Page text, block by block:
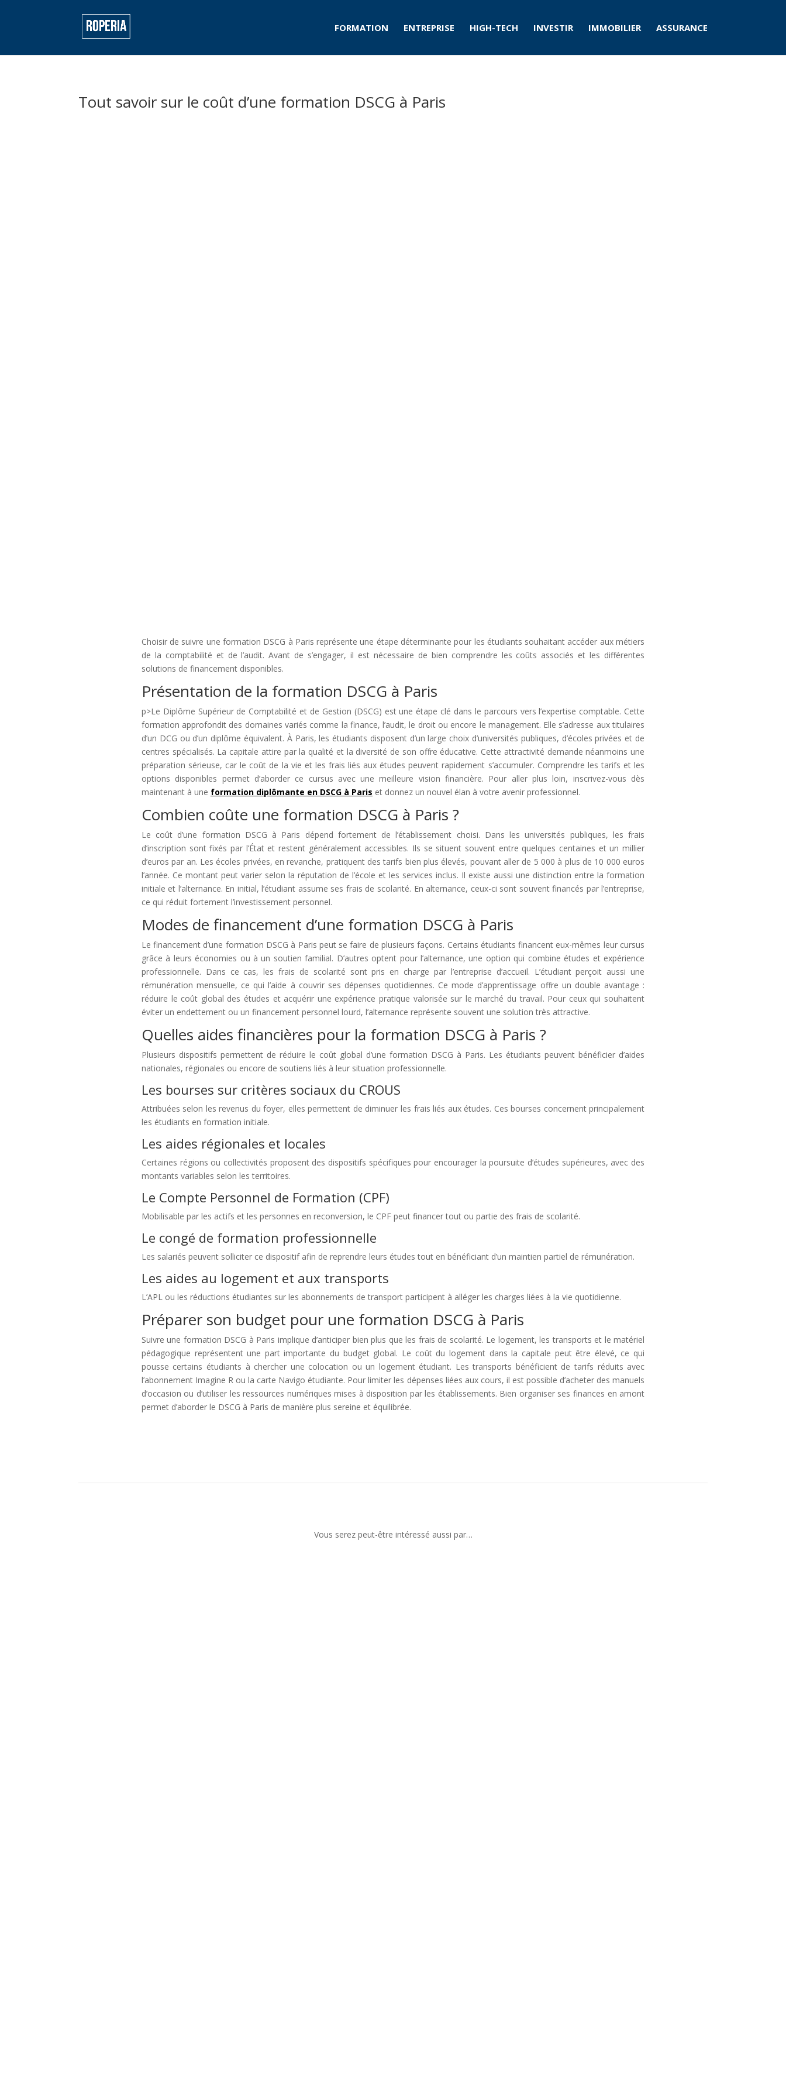
FORMATION ENTREPRISE HIGH-TECH INVESTIR IMMOBILIER ASSURANCE
Tout savoir sur le coût d’une formation DSCG à Paris
Choisir de suivre une formation DSCG à Paris représente une étape déterminante pour les étudiants souhaitant accéder aux métiers
de la comptabilité et de l’audit. Avant de s’engager, il est nécessaire de bien comprendre les coûts associés et les différentes
solutions de financement disponibles.
Présentation de la formation DSCG à Paris
p>Le Diplôme Supérieur de Comptabilité et de Gestion (DSCG) est une étape clé dans le parcours vers l’expertise comptable. Cette
formation approfondit des domaines variés comme la finance, l’audit, le droit ou encore le management. Elle s’adresse aux titulaires
d’un DCG ou d’un diplôme équivalent. À Paris, les étudiants disposent d’un large choix d’universités publiques, d’écoles privées et de
centres spécialisés. La capitale attire par la qualité et la diversité de son offre éducative. Cette attractivité demande néanmoins une
préparation sérieuse, car le coût de la vie et les frais liés aux études peuvent rapidement s’accumuler. Comprendre les tarifs et les
options disponibles permet d’aborder ce cursus avec une meilleure vision financière. Pour aller plus loin, inscrivez-vous dès
maintenant à une formation diplômante en DSCG à Paris et donnez un nouvel élan à votre avenir professionnel.
Combien coûte une formation DSCG à Paris ?
Le coût d’une formation DSCG à Paris dépend fortement de l’établissement choisi. Dans les universités publiques, les frais
d’inscription sont fixés par l’État et restent généralement accessibles. Ils se situent souvent entre quelques centaines et un millier
d’euros par an. Les écoles privées, en revanche, pratiquent des tarifs bien plus élevés, pouvant aller de 5 000 à plus de 10 000 euros
l’année. Ce montant peut varier selon la réputation de l’école et les services inclus. Il existe aussi une distinction entre la formation
initiale et l’alternance. En initial, l’étudiant assume ses frais de scolarité. En alternance, ceux-ci sont souvent financés par l’entreprise,
ce qui réduit fortement l’investissement personnel.
Modes de financement d’une formation DSCG à Paris
Le financement d’une formation DSCG à Paris peut se faire de plusieurs façons. Certains étudiants financent eux-mêmes leur cursus
grâce à leurs économies ou à un soutien familial. D’autres optent pour l’alternance, une option qui combine études et expérience
professionnelle. Dans ce cas, les frais de scolarité sont pris en charge par l’entreprise d’accueil. L’étudiant perçoit aussi une
rémunération mensuelle, ce qui l’aide à couvrir ses dépenses quotidiennes. Ce mode d’apprentissage offre un double avantage :
réduire le coût global des études et acquérir une expérience pratique valorisée sur le marché du travail. Pour ceux qui souhaitent
éviter un endettement ou un financement personnel lourd, l’alternance représente souvent une solution très attractive.
Quelles aides financières pour la formation DSCG à Paris ?
Plusieurs dispositifs permettent de réduire le coût global d’une formation DSCG à Paris. Les étudiants peuvent bénéficier d’aides
nationales, régionales ou encore de soutiens liés à leur situation professionnelle.
Les bourses sur critères sociaux du CROUS
Attribuées selon les revenus du foyer, elles permettent de diminuer les frais liés aux études. Ces bourses concernent principalement
les étudiants en formation initiale.
Les aides régionales et locales
Certaines régions ou collectivités proposent des dispositifs spécifiques pour encourager la poursuite d’études supérieures, avec des
montants variables selon les territoires.
Le Compte Personnel de Formation (CPF)
Mobilisable par les actifs et les personnes en reconversion, le CPF peut financer tout ou partie des frais de scolarité.
Le congé de formation professionnelle
Les salariés peuvent solliciter ce dispositif afin de reprendre leurs études tout en bénéficiant d’un maintien partiel de rémunération.
Les aides au logement et aux transports
L’APL ou les réductions étudiantes sur les abonnements de transport participent à alléger les charges liées à la vie quotidienne.
Préparer son budget pour une formation DSCG à Paris
Suivre une formation DSCG à Paris implique d’anticiper bien plus que les frais de scolarité. Le logement, les transports et le matériel
pédagogique représentent une part importante du budget global. Le coût du logement dans la capitale peut être élevé, ce qui
pousse certains étudiants à chercher une colocation ou un logement étudiant. Les transports bénéficient de tarifs réduits avec
l’abonnement Imagine R ou la carte Navigo étudiante. Pour limiter les dépenses liées aux cours, il est possible d’acheter des manuels
d’occasion ou d’utiliser les ressources numériques mises à disposition par les établissements. Bien organiser ses finances en amont
permet d’aborder le DSCG à Paris de manière plus sereine et équilibrée.
Vous serez peut-être intéressé aussi par…